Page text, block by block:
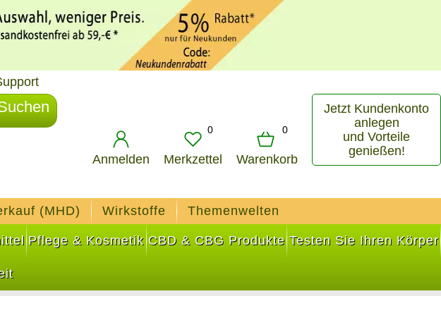
Anmelden
0
Merkzettel
0
Warenkorb
Jetzt Kundenkonto
anlegen
und Vorteile
genießen!
(MHD) Wirkstoffe Themenwelten
Pflege & Kosmetik CBD & CBG Produkte Testen Sie Ihren Körper